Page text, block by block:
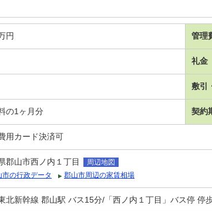
円 管理
礼金
敷引
の1ヶ月分 契約
用カード決済可
郡山市西ノ内１丁目
周辺地図
市の行政データ
郡山市周辺の家賃相場
北新幹線 郡山駅 バス15分/「西ノ内１丁目」バス停 停